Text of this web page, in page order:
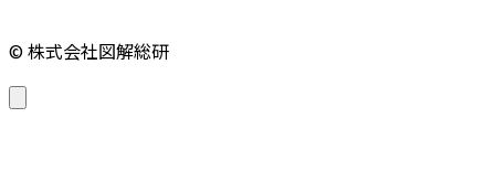
© 株式会社図解総研